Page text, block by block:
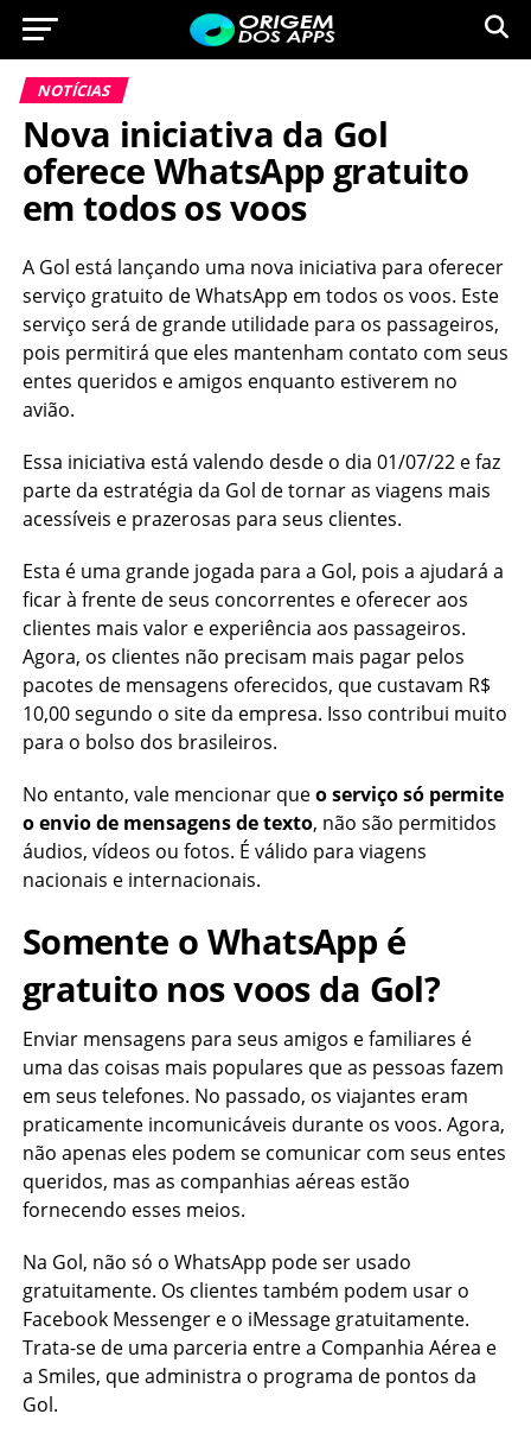
NOTÍCIAS
Nova iniciativa da Gol
oferece WhatsApp gratuito
em todos os voos
A Gol está lançando uma nova iniciativa para oferecer
serviço gratuito de WhatsApp em todos os voos. Este
serviço será de grande utilidade para os passageiros,
pois permitirá que eles mantenham contato com seus
entes queridos e amigos enquanto estiverem no
avião.
Essa iniciativa está valendo desde o dia 01/07/22 e faz
parte da estratégia da Gol de tornar as viagens mais
acessíveis e prazerosas para seus clientes.
Esta é uma grande jogada para a Gol, pois a ajudará a
ficar à frente de seus concorrentes e oferecer aos
clientes mais valor e experiência aos passageiros.
Agora, os clientes não precisam mais pagar pelos
pacotes de mensagens oferecidos, que custavam R$
10,00 segundo o site da empresa. Isso contribui muito
para o bolso dos brasileiros.
No entanto, vale mencionar queo serviço só permite
o envio de mensagens de texto, não são permitidos
áudios, vídeos ou fotos. É válido para viagens
nacionais e internacionais.
Somente o WhatsApp é
gratuito nos voos da Gol?
Enviar mensagens para seus amigos e familiares é
uma das coisas mais populares que as pessoas fazem
em seus telefones. No passado, os viajantes eram
praticamente incomunicáveis durante os voos. Agora,
não apenas eles podem se comunicar com seus entes
queridos, mas as companhias aéreas estão
fornecendo esses meios.
Na Gol, não só o WhatsApp pode ser usado
gratuitamente. Os clientes também podem usar o
Facebook Messenger e o iMessage gratuitamente.
Trata-se de uma parceria entre a Companhia Aérea e
a Smiles, que administra o programa de pontos da
Gol.